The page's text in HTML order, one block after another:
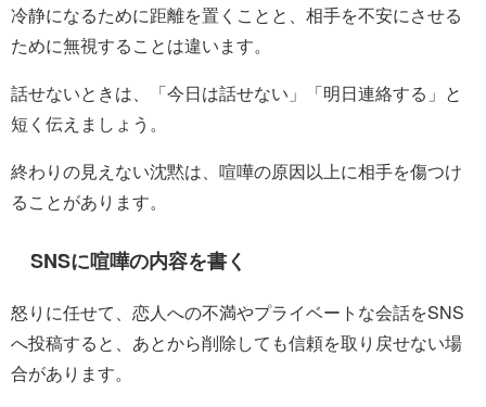
冷静になるために距離を置くことと、相手を不安にさせる
ために無視することは違います。
話せないときは、「今日は話せない」「明日連絡する」と
短く伝えましょう。
終わりの見えない沈黙は、喧嘩の原因以上に相手を傷つけ
ることがあります。
SNSに喧嘩の内容を書く
怒りに任せて、恋人への不満やプライベートな会話をSNS
へ投稿すると、あとから削除しても信頼を取り戻せない場
合があります。